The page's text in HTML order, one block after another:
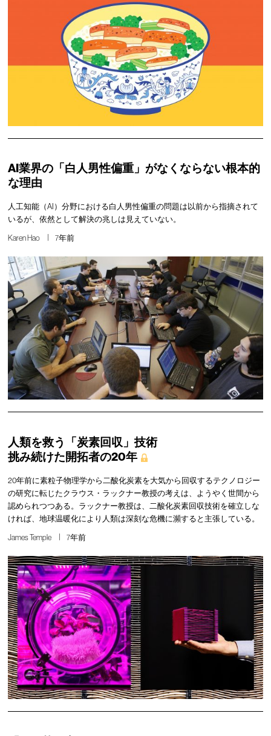
AI業界の「白人男性偏重」がなくならない根本的
な理由
人工知能（AI）分野における白人男性偏重の問題は以前から指摘されて
いるが、依然として解決の兆しは見えていない。
Karen Hao 7年前
人類を救う「炭素回収」技術
挑み続けた開拓者の20年
20年前に素粒子物理学から二酸化炭素を大気から回収するテクノロジー
の研究に転じたクラウス・ラックナー教授の考えは、ようやく世間から
認められつつある。ラックナー教授は、二酸化炭素回収技術を確立しな
ければ、地球温暖化により人類は深刻な危機に瀕すると主張している。
James Temple 7年前